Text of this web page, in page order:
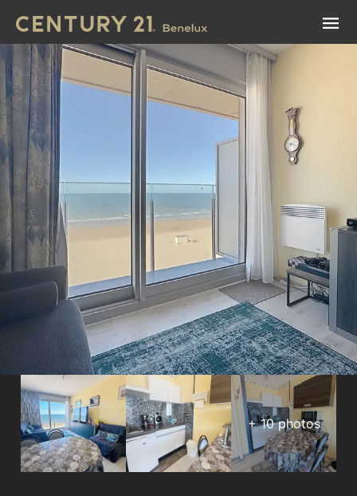
+10photos